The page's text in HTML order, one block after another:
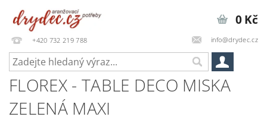
+420 732 219 788 info@drydec.cz
0 Kč
FLOREX - TABLE DECO MISKA
ZELENÁ MAXI